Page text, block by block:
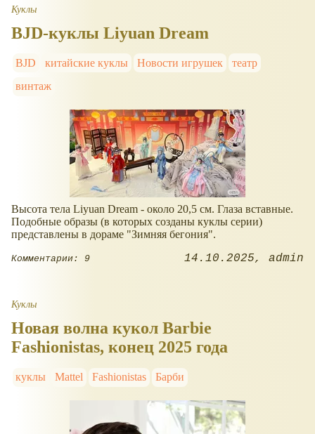
Куклы
BJD-куклы Liyuan Dream
BJD китайские куклы Новости игрушек
театр
винтаж
Высота тела Liyuan Dream - около 20,5 см. Глаза вставные.
Подобные образы (в которых созданы куклы серии)
представлены в дораме "Зимняя бегония".
Комментарии: 9 14.10.2025 admin
Куклы
Новая волна кукол Barbie
Fashionistas, конец 2025 года
куклы Mattel Fashionistas Барби